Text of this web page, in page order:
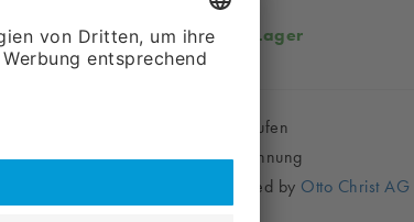
Verfügbar: Auf Lager
Sicher Einkaufen
Kauf auf Rechnung
Shop powered by Otto Christ AG